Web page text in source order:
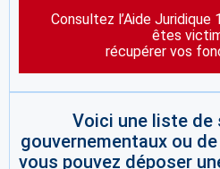
Consultez l’Aide Juridique
êtes
récupérer vos
Voici une liste
gouvernementaux ou
vous pouvez déposer